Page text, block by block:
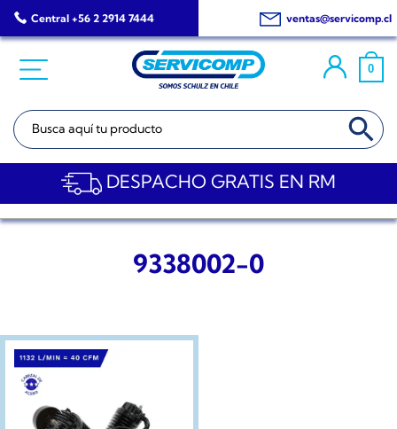
Saltar
al
Central +56 2 2914 7444 ventas@servicomp.cl
0
Buscar: BOTÓN DE
DESPACHO GRATIS EN RM
9338002-0